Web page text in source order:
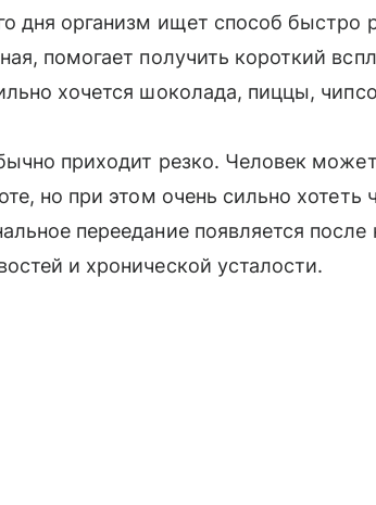
дня организм ищет способ быстро
помогает получить короткий
хочется шоколада, пиццы,
приходит резко. Человек
но при этом очень сильно хотеть
переедание появляется
и хронической усталости.